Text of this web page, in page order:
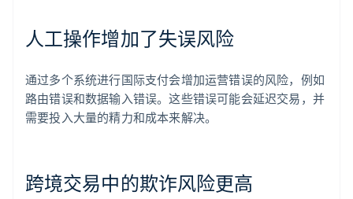
人工操作增加了失误风险
通过多个系统进行国际支付会增加运营错误的风险，例如
路由错误和数据输入错误。这些错误可能会延迟交易，并
需要投入大量的精力和成本来解决。
跨境交易中的欺诈风险更高